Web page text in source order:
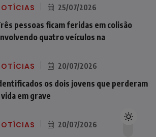
25/07/2026
pessoas ficam feridas em colisão
quatro veículos na
20/07/2026
os dois jovens que perderam
vida em grave
20/07/2026